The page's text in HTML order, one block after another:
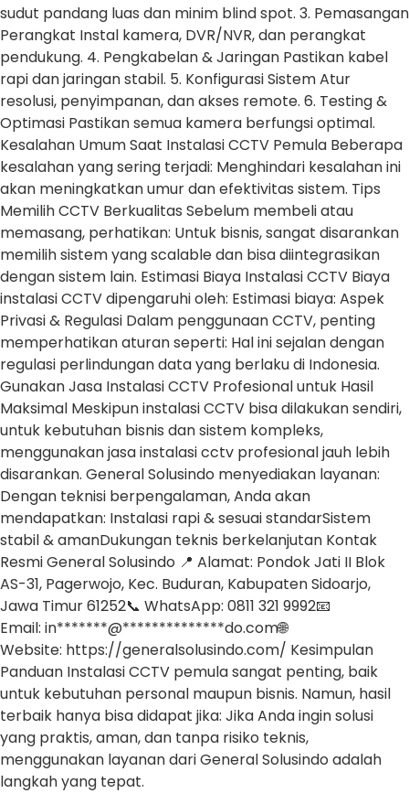
sudut pandang luas dan minim blind spot. 3. Pemasangan
Perangkat Instal kamera, DVR/NVR, dan perangkat
pendukung. 4. Pengkabelan & Jaringan Pastikan kabel
rapi dan jaringan stabil. 5. Konfigurasi Sistem Atur
resolusi, penyimpanan, dan akses remote. 6. Testing &
Optimasi Pastikan semua kamera berfungsi optimal.
Kesalahan Umum Saat Instalasi CCTV Pemula Beberapa
kesalahan yang sering terjadi: Menghindari kesalahan ini
akan meningkatkan umur dan efektivitas sistem. Tips
Memilih CCTV Berkualitas Sebelum membeli atau
memasang, perhatikan: Untuk bisnis, sangat disarankan
memilih sistem yang scalable dan bisa diintegrasikan
dengan sistem lain. Estimasi Biaya Instalasi CCTV Biaya
instalasi CCTV dipengaruhi oleh: Estimasi biaya: Aspek
Privasi & Regulasi Dalam penggunaan CCTV, penting
memperhatikan aturan seperti: Hal ini sejalan dengan
regulasi perlindungan data yang berlaku di Indonesia.
Gunakan Jasa Instalasi CCTV Profesional untuk Hasil
Maksimal Meskipun instalasi CCTV bisa dilakukan sendiri,
untuk kebutuhan bisnis dan sistem kompleks,
menggunakan jasa instalasi cctv profesional jauh lebih
disarankan. General Solusindo menyediakan layanan:
Dengan teknisi berpengalaman, Anda akan
mendapatkan: Instalasi rapi & sesuai standarSistem
stabil & amanDukungan teknis berkelanjutan Kontak
Resmi General Solusindo 📍 Alamat: Pondok Jati II Blok
AS-31, Pagerwojo, Kec. Buduran, Kabupaten Sidoarjo,
Jawa Timur 61252📞 WhatsApp: 0811 321 9992📧
Email: in*******@**************do.com🌐
Website: https://generalsolusindo.com/ Kesimpulan
Panduan Instalasi CCTV pemula sangat penting, baik
untuk kebutuhan personal maupun bisnis. Namun, hasil
terbaik hanya bisa didapat jika: Jika Anda ingin solusi
yang praktis, aman, dan tanpa risiko teknis,
menggunakan layanan dari General Solusindo adalah
langkah yang tepat.